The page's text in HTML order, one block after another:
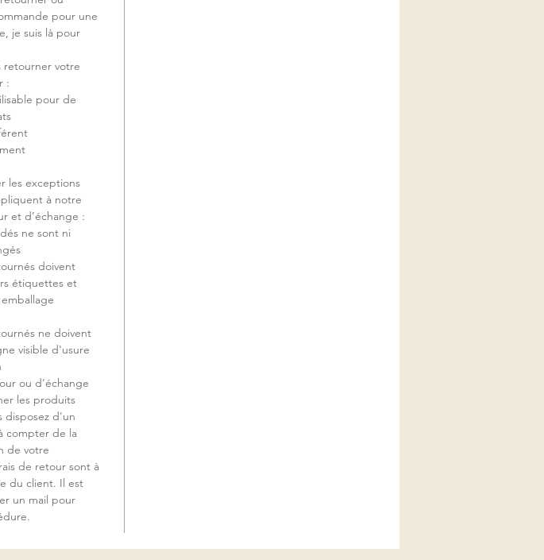
pour une
je suis là pour
retourner votre
:
pour de
les exceptions
à notre
et d’échange :
ne sont ni
doivent
étiquettes et
ne doivent
visible d'usure
ou d'échange
les produits
disposez d'un
compter de la
de votre
de retour sont à
du client. Il est
un mail pour